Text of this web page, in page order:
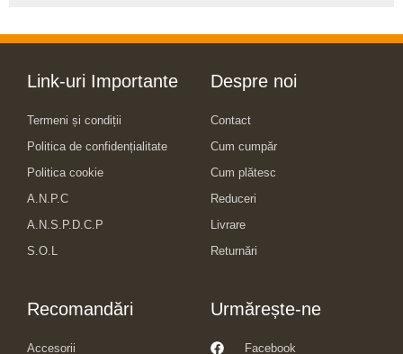
Link-uri Importante
Termeni și condiții
Politica de confidențialitate
Politica cookie
A.N.P.C
A.N.S.P.D.C.P
S.O.L
Despre noi
Contact
Cum cumpăr
Cum plătesc
Reduceri
Livrare
Returnări
Recomandări
Accesorii
Urmărește-ne
Facebook